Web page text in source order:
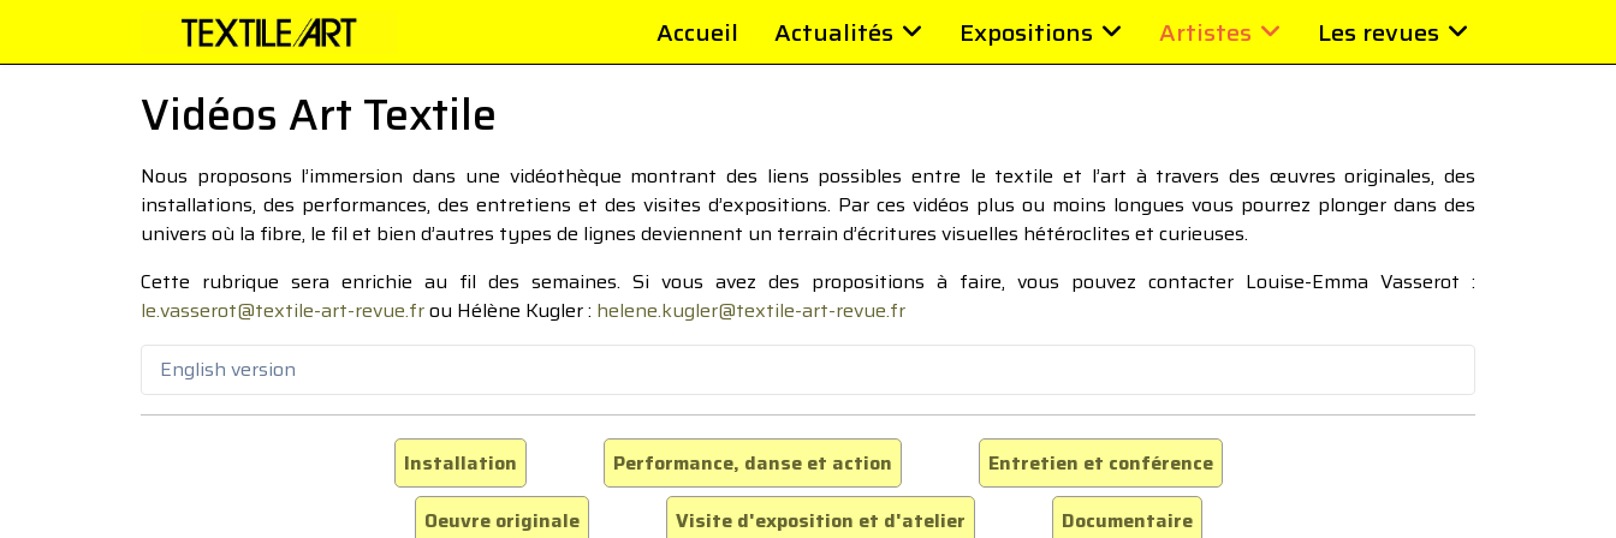
Accueil Actualités Expositions Artistes Les revues
Vidéos Art Textile
Nous proposons l’immersion dans une vidéothèque montrant des liens possibles entre le textile et l’art à travers des œuvres originales, des
installations, des performances, des entretiens et des visites d’expositions. Par ces vidéos plus ou moins longues vous pourrez plonger dans des
univers où la fibre, le fil et bien d’autres types de lignes deviennent un terrain d’écritures visuelles hétéroclites et curieuses.
Cette rubrique sera enrichie au fil des semaines. Si vous avez des propositions à faire, vous pouvez contacter Louise-Emma Vasserot :
le.vasserot@textile-art-revue.frou Hélène Kugler : helene.kugler@textile-art-revue.fr
English version
Installation Performance, danse et action
Entretien et conférence
Oeuvre originale
Visite d'exposition et d'atelier Documentaire